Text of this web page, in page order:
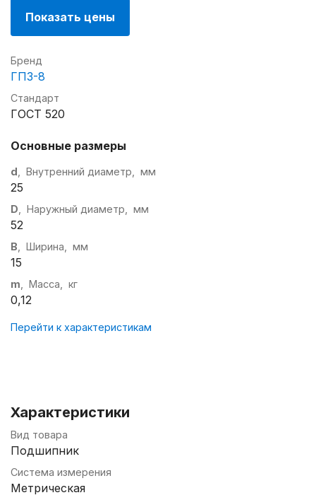
Показать цены
Бренд
ГПЗ-8
Стандарт
ГОСТ 520
Основные размеры
d , Внутренний диаметр, мм
25
D , Наружный диаметр, мм
52
B , Ширина, мм
15
m , Масса, кг
0,12
Перейти к характеристикам
Характеристики
Вид товара
Подшипник
Система измерения
Метрическая